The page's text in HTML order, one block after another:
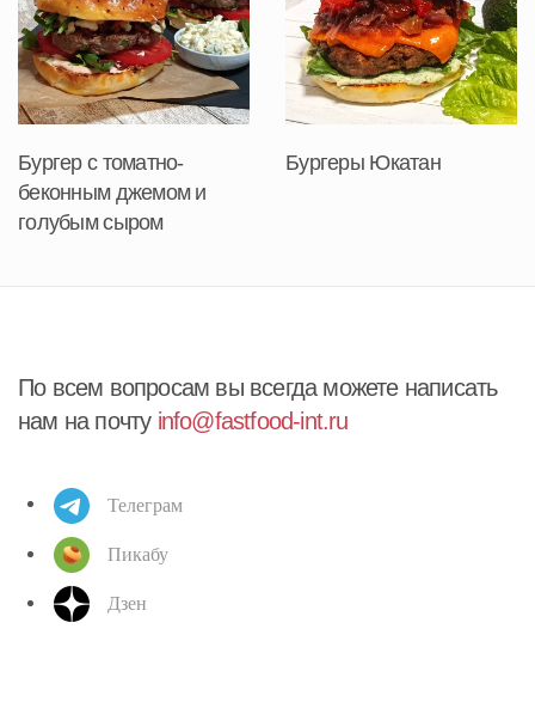
Бургер с томатно-
беконным джемом и
голубым сыром
Бургеры Юкатан
По всем вопросам вы всегда можете написать
нам на почту info@fastfood-int.ru
Телеграм
Пикабу
Дзен